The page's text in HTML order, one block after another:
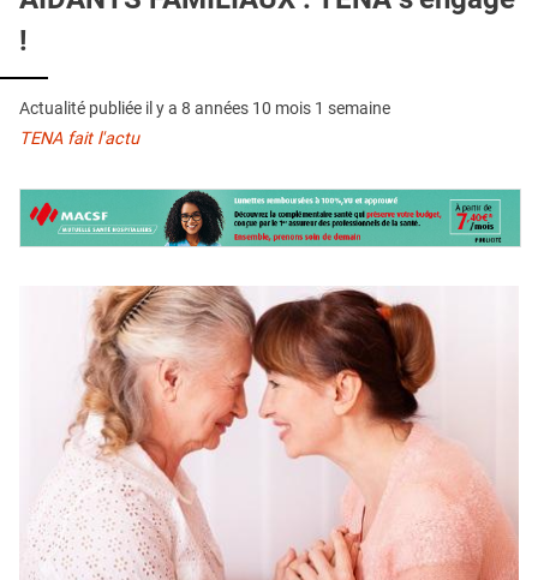
QUI SOMMES-NOUS ?
CONDITIONS GÉNÉRALES
CRÉDITS
!
Actualité publiée il y a 8 années 10 mois 1 semaine
TENA fait l'actu